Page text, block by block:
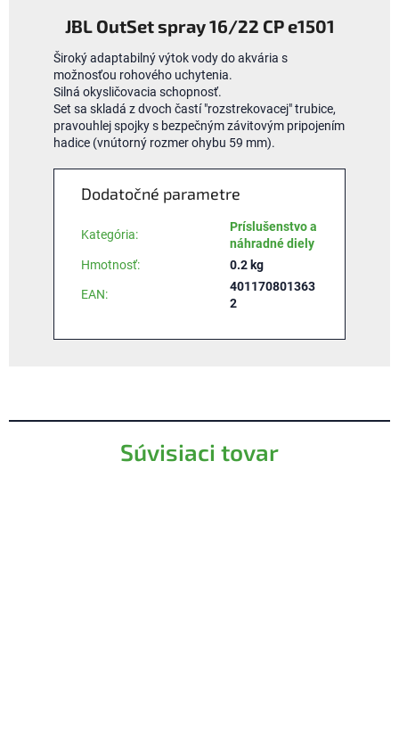
Súvisiaci tovar
JBL OutSet spray 16/22 CP e1501
Širokýadaptabilnývýtokvody doakvária s
možnosťou rohového uchytenia.
Silná okysličovacia schopnosť.
Set sa skladá zdvoch častí "rozstrekovacej"trubice,
pravouhlejspojky s bezpečnýmzávitovým pripojením
hadice (vnútorný rozmerohybu 59 mm).
Dodatočné parametre
Kategória:
Príslušenstvo a
náhradné diely
Hmotnosť: 0.2 kg
EAN:
401170801363
2